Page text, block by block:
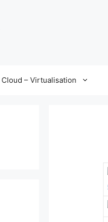
Cloud – Virtualisation